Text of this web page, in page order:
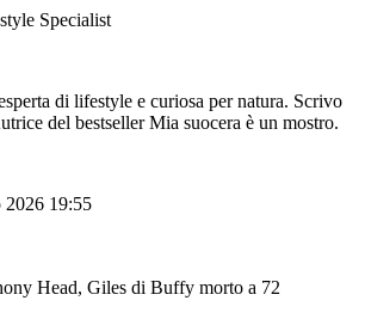
Specialist
di lifestyle e curiosa per natura. Scrivo
del bestseller Mia suocera è un mostro.
2026 19:55